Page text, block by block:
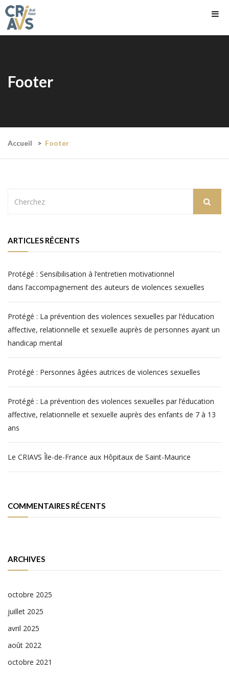
Accueil Footer
Footer
ARTICLES RÉCENTS
Protégé : Sensibilisation à l‘entretien motivationnel
dans l’accompagnement des auteurs de violences sexuelles
Protégé : La prévention des violences sexuelles par l’éducation
affective, relationnelle et sexuelle auprès de personnes ayant un
handicap mental
Protégé : Personnes âgées autrices de violences sexuelles
Protégé : La prévention des violences sexuelles par l’éducation
affective, relationnelle et sexuelle auprès des enfants de 7 à 13
ans
Le CRIAVS Île-de-France aux Hôpitaux de Saint-Maurice
COMMENTAIRES RÉCENTS
ARCHIVES
octobre 2025
juillet 2025
avril 2025
août 2022
octobre 2021